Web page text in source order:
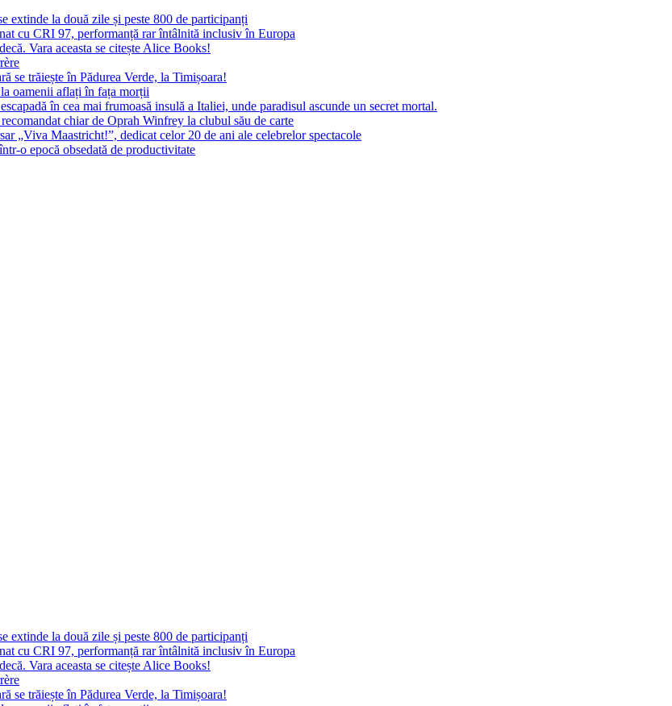
extinde la două zile și peste 800 de participanți
cu CRI 97, performanță rar întâlnită inclusiv în Europa
Vara aceasta se citește Alice Books!
trăiește în Pădurea Verde, la Timișoara!
oamenii aflați în fața morții
în cea mai frumoasă insulă a Italiei, unde paradisul ascunde un secret mortal.
chiar de Oprah Winfrey la clubul său de carte
„Viva Maastricht!”, dedicat celor 20 de ani ale celebrelor spectacole
o epocă obsedată de productivitate
extinde la două zile și peste 800 de participanți
cu CRI 97, performanță rar întâlnită inclusiv în Europa
Vara aceasta se citește Alice Books!
trăiește în Pădurea Verde, la Timișoara!